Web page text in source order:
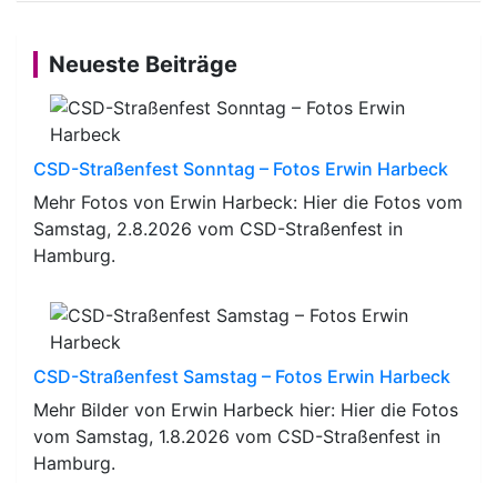
Neueste Beiträge
CSD-Straßenfest Sonntag – Fotos Erwin Harbeck
Mehr Fotos von Erwin Harbeck: Hier die Fotos vom
Samstag, 2.8.2026 vom CSD-Straßenfest in
Hamburg.
CSD-Straßenfest Samstag – Fotos Erwin Harbeck
Mehr Bilder von Erwin Harbeck hier: Hier die Fotos
vom Samstag, 1.8.2026 vom CSD-Straßenfest in
Hamburg.